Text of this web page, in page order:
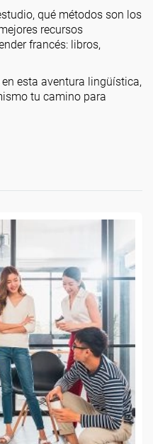
qué métodos son los
recursos
francés: libros,
esta aventura lingüística,
tu camino para